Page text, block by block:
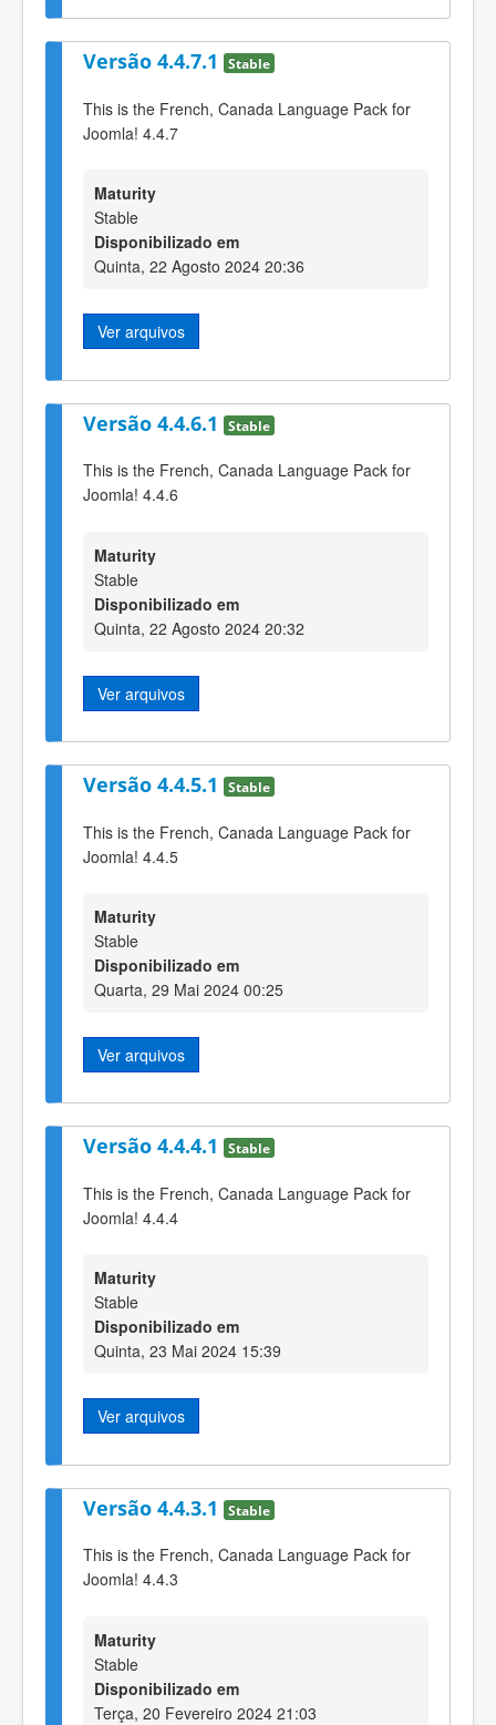
Versão 4.4.7.1 Stable
This is the French, Canada Language Pack for
Joomla! 4.4.7
Maturity
Stable
Disponibilizado em
Quinta, 22 Agosto 2024 20:36
Ver arquivos
Versão 4.4.6.1 Stable
This is the French, Canada Language Pack for
Joomla! 4.4.6
Maturity
Stable
Disponibilizado em
Quinta, 22 Agosto 2024 20:32
Ver arquivos
Versão 4.4.5.1 Stable
This is the French, Canada Language Pack for
Joomla! 4.4.5
Maturity
Stable
Disponibilizado em
Quarta, 29 Mai 2024 00:25
Ver arquivos
Versão 4.4.4.1 Stable
This is the French, Canada Language Pack for
Joomla! 4.4.4
Maturity
Stable
Disponibilizado em
Quinta, 23 Mai 2024 15:39
Ver arquivos
Versão 4.4.3.1 Stable
This is the French, Canada Language Pack for
Joomla! 4.4.3
Maturity
Stable
Disponibilizado em
Terça, 20 Fevereiro 2024 21:03